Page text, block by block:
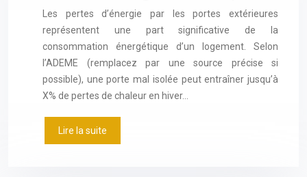
Les pertes d’énergie par les portes extérieures
représentent une part significative de la
consommation énergétique d’un logement. Selon
l’ADEME (remplacez par une source précise si
possible), une porte mal isolée peut entraîner jusqu’à
X% de pertes de chaleur en hiver…
Lire la suite